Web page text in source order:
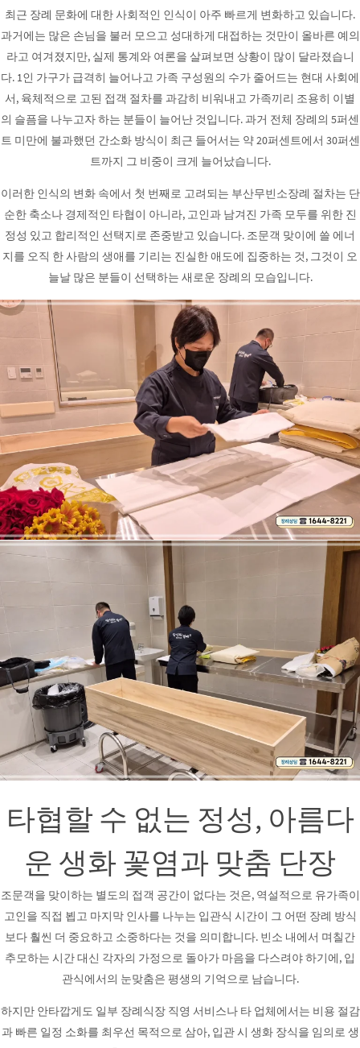
최근 장례 문화에 대한 사회적인 인식이 아주 빠르게 변화하고 있습니다.
과거에는 많은 손님을 불러 모으고 성대하게 대접하는 것만이 올바른 예의
라고 여겨졌지만, 실제 통계와 여론을 살펴보면 상황이 많이 달라졌습니
다. 1인 가구가 급격히 늘어나고 가족 구성원의 수가 줄어드는 현대 사회에
서, 육체적으로 고된 접객 절차를 과감히 비워내고 가족끼리 조용히 이별
의 슬픔을 나누고자 하는 분들이 늘어난 것입니다. 과거 전체 장례의 5퍼센
트 미만에 불과했던 간소화 방식이 최근 들어서는 약 20퍼센트에서 30퍼센
트까지 그 비중이 크게 늘어났습니다.
이러한 인식의 변화 속에서 첫 번째로 고려되는 부산무빈소장례 절차는 단
순한 축소나 경제적인 타협이 아니라, 고인과 남겨진 가족 모두를 위한 진
정성 있고 합리적인 선택지로 존중받고 있습니다. 조문객 맞이에 쓸 에너
지를 오직 한 사람의 생애를 기리는 진실한 애도에 집중하는 것, 그것이 오
늘날 많은 분들이 선택하는 새로운 장례의 모습입니다.
타협할 수 없는 정성, 아름다
운 생화 꽃염과 맞춤 단장
조문객을 맞이하는 별도의 접객 공간이 없다는 것은, 역설적으로 유가족이
고인을 직접 뵙고 마지막 인사를 나누는 입관식 시간이 그 어떤 장례 방식
보다 훨씬 더 중요하고 소중하다는 것을 의미합니다. 빈소 내에서 며칠간
추모하는 시간 대신 각자의 가정으로 돌아가 마음을 다스려야 하기에, 입
관식에서의 눈맞춤은 평생의 기억으로 남습니다.
하지만 안타깝게도 일부 장례식장 직영 서비스나 타 업체에서는 비용 절감
과 빠른 일정 소화를 최우선 목적으로 삼아, 입관 시 생화 장식을 임의로 생